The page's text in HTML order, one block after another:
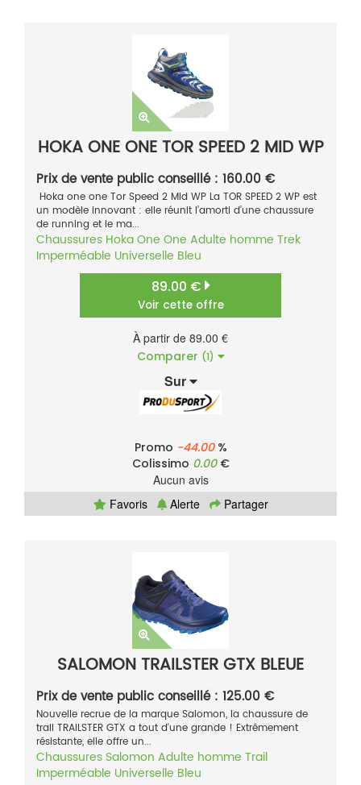
HOKA ONE ONE TOR SPEED 2 MID WP
Prix de vente public conseillé : 160.00 €
Hoka one one Tor Speed 2 Mid WP La TOR SPEED 2 WP est
un modèle innovant : elle réunit l’amorti d’une chaussure
de running et le ma...
Chaussures Hoka One One Adulte homme Trek
Imperméable Universelle Bleu
89.00 €
Voir cette offre
À partir de 89.00 €
Comparer (1)
Sur
Promo -44.00%
Colissimo 0.00€
Aucun avis
Favoris
Alerte Partager
SALOMON TRAILSTER GTX BLEUE
Prix de vente public conseillé : 125.00 €
Nouvelle recrue de la marque Salomon, la chaussure de
trail TRAILSTER GTX a tout d'une grande ! Extrêmement
résistante, elle offre un...
Chaussures Salomon Adulte homme Trail
Imperméable Universelle Bleu